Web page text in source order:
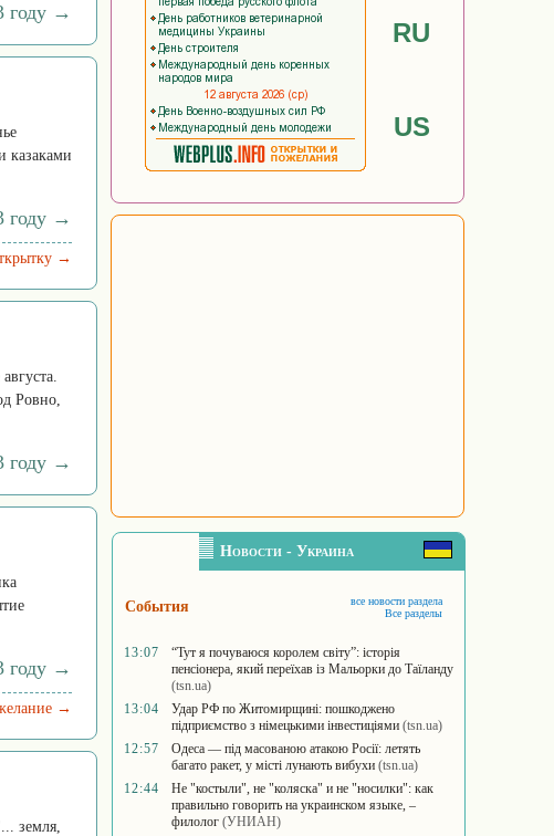
году →
казаками
году →
→
Ровно,
году →
году →
→
земля,
RU
US
Новости - Украина
События
все новости раздела
Все разделы
13:07
“Тут я почуваюся королем світу”: історія
пенсіонера, який переїхав із Мальорки до Таїланду
(tsn.ua)
13:04
Удар РФ по Житомирщині: пошкоджено
підприємство з німецькими інвестиціями (tsn.ua)
12:57
Одеса — під масованою атакою Росії: летять
багато ракет, у місті лунають вибухи (tsn.ua)
12:44
Не "костыли", не "коляска" и не "носилки": как
правильно говорить на украинском языке, –
филолог (УНИАН)